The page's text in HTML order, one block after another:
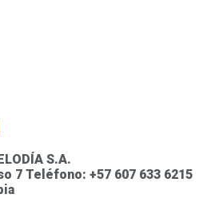
S.A.
7 Teléfono: +57 607 633 6215